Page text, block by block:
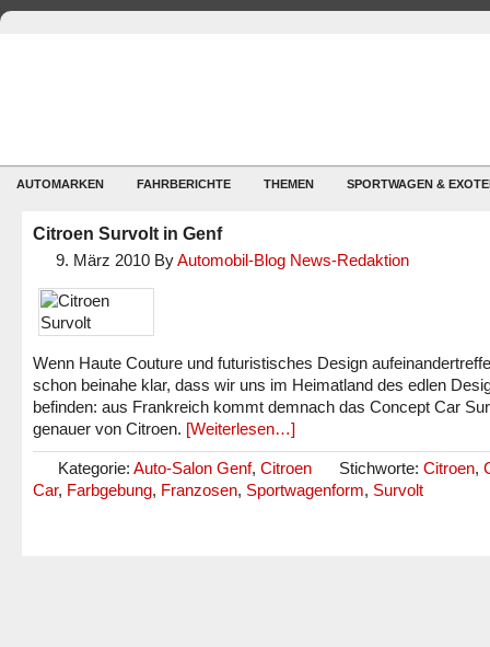
AUTOMARKEN FAHRBERICHTE THEMEN SPORTWAGEN &
Citroen Survolt in Genf
9. März 2010 ByAutomobil-Blog News-Redaktion
Wenn Haute Couture und futuristisches Design
schon beinahe klar, dass wir uns im Heimatland des edlen
befinden: aus Frankreich kommt demnach das Concept Car
genauer von Citroen. [Weiterlesen…]
Kategorie: Auto-Salon Genf, Citroen Stichworte: Citroen,
Car, Farbgebung, Franzosen, Sportwagenform, Survolt